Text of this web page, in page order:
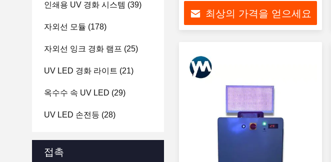
인쇄용 UV 경화 시스템 (39)
자외선 모듈 (178)
자외선 잉크 경화 램프 (25)
UV LED 경화 라이트 (21)
옥수수 속 UV LED (29)
UV LED 손전등 (28)
접촉
최상의 가격을 얻으세요